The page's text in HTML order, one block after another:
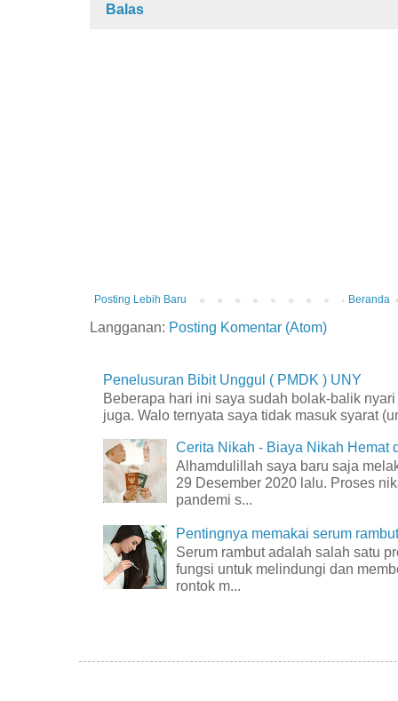
Balas
Posting Lebih Baru Beranda
Langganan: Posting Komentar (Atom)
Penelusuran Bibit Unggul ( PMDK ) UNY
Beberapa hari ini saya sudah bolak-balik
juga. Walo ternyata saya tidak masuk syarat
Cerita Nikah - Biaya Nikah Hemat
Alhamdulillah saya baru saja
29 Desember 2020 lalu. Proses
pandemi s...
Pentingnya memakai serum
Serum rambut adalah salah satu
fungsi untuk melindungi dan
rontok m...